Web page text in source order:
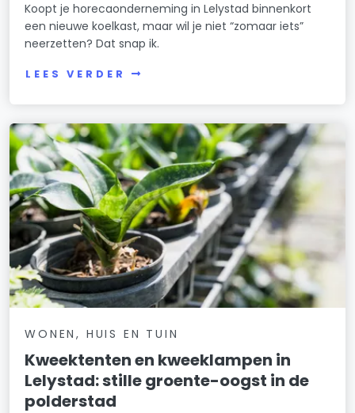
Koopt je horecaonderneming in Lelystad binnenkort
een nieuwe koelkast, maar wil je niet “zomaar iets”
neerzetten? Dat snap ik.
LEES VERDER
WONEN, HUIS EN TUIN
Kweektenten en kweeklampen in
Lelystad: stille groente-oogst in de
polderstad